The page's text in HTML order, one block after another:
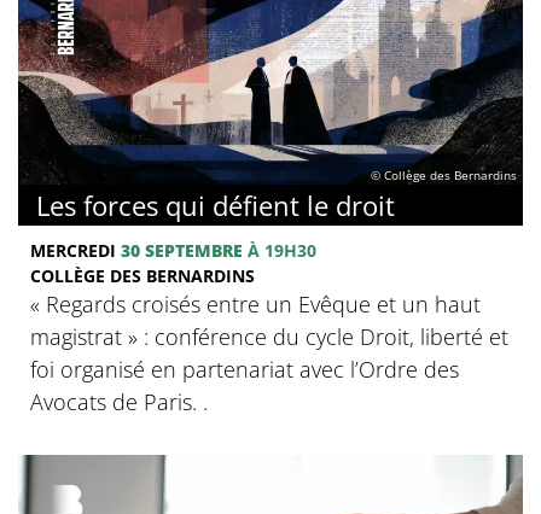
© Collège des Bernardins
Les forces qui défient le droit
MERCREDI 30 SEPTEMBRE À 19H30
COLLÈGE DES BERNARDINS
« Regards croisés entre un Evêque et un haut
magistrat » : conférence du cycle Droit, liberté et
foi organisé en partenariat avec l’Ordre des
Avocats de Paris. .